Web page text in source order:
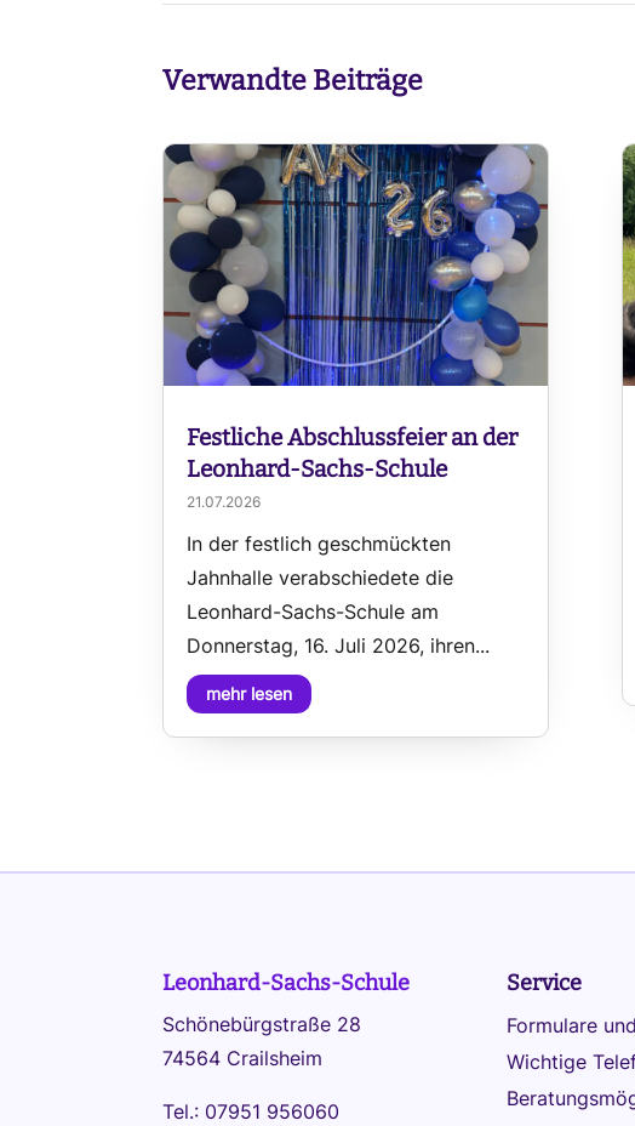
Verwandte Beiträge
Festliche Abschlussfeier an der
Leonhard-Sachs-Schule
21.07.2026
In der festlich geschmückten
Jahnhalle verabschiedete die
Leonhard-Sachs-Schule am
Donnerstag, 16. Juli 2026, ihren...
mehr lesen
Leonhard-Sachs-Schule
Schönebürgstraße 28
74564 Crailsheim
Tel.: 07951 956060
Service
Formulare
Wichtige